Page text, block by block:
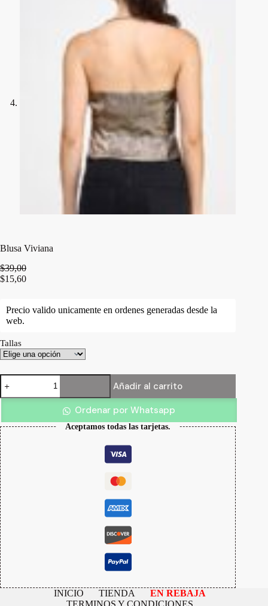
Blusa Viviana
$39,00
$15,60
Precio valido unicamente en ordenes generadas desde la
web.
Tallas
Blusa
Viviana
cantidad
Añadir al carrito
Ordenar por Whatsapp
Aceptamos todas las tarjetas.
INICIO TIENDA
EN REBAJA
TERMINOS Y CONDICIONES